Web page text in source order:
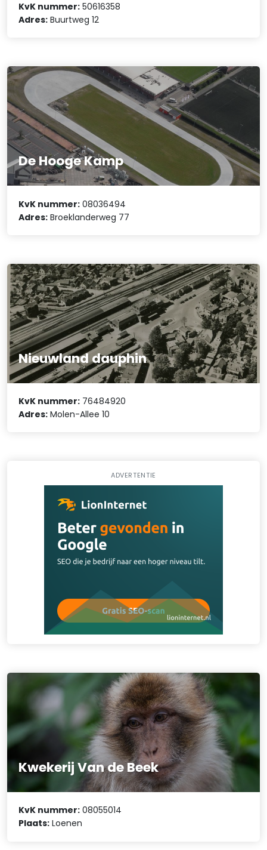
KvK nummer: 50616358
Adres: Buurtweg 12
De Hooge Kamp
KvK nummer: 08036494
Adres: Broeklanderweg 77
Nieuwland dauphin
KvK nummer: 76484920
Adres: Molen-Allee 10
ADVERTENTIE
Kwekerij Van de Beek
KvK nummer: 08055014
Plaats: Loenen